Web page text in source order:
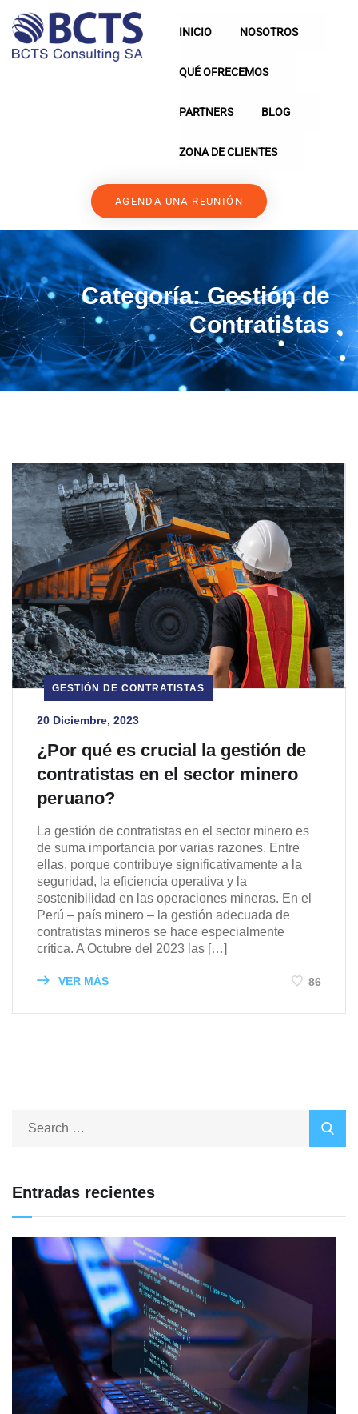
INICIO NOSOTROS
QUÉ OFRECEMOS
PARTNERS BLOG
ZONA DE CLIENTES
AGENDA UNA REUNIÓN
Categoría:Gestión de
Contratistas
GESTIÓN DE CONTRATISTAS
20 Diciembre, 2023
¿Por qué es crucial la gestión de
contratistas en el sector minero
peruano?
La gestión de contratistas en el sector minero es
de suma importancia por varias razones. Entre
ellas, porque contribuye significativamente a la
seguridad, la eficiencia operativa y la
sostenibilidad en las operaciones mineras. En el
Perú – país minero – la gestión adecuada de
contratistas mineros se hace especialmente
crítica. A Octubre del 2023 las […]
VER MÁS 86
Entradas recientes